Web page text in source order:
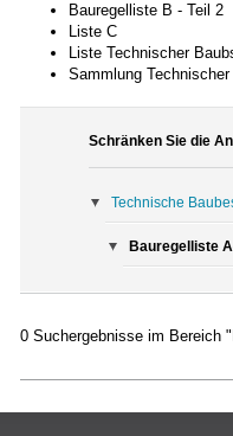
Bauregelliste B - Teil 2
Liste C
Liste Technischer
Sammlung
Schränken Sie die
Technische
Bauregelliste
0 Suchergebnisse im Bereich